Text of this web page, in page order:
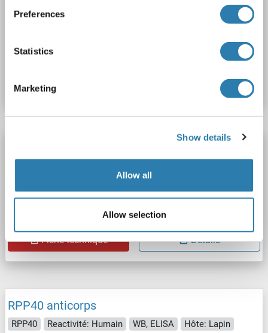
Preferences
Statistics
Marketing
Show details
Allow all
Allow selection
Polyclonal
N° du produit ABIN2627705
N° du produit ABIN7468888
Fiche technique Détails
RPP40 anticorps
RPP40 Reactivité: Humain WB, ELISA
Hôte: Lapin